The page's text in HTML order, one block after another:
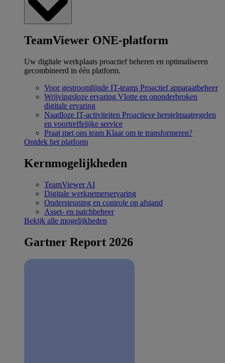
TeamViewer ONE-platform
Uw digitale werkplaats proactief beheren en optimaliseren
gecombineerd in één platform.
Voor gestroomlijnde IT-teams Proactief apparaatbeheer
Wrijvingsloze ervaring Vlotte en ononderbroken
digitale ervaring
Naadloze IT-activiteiten Proactieve herstelmaatregelen
en voortreffelijke service
Praat met ons team Klaar om te transformeren?
Ontdek het platform
Kernmogelijkheden
TeamViewer AI
Digitale werknemerservaring
Ondersteuning en controle op afstand
Asset- en patchbeheer
Bekijk alle mogelijkheden
Gartner Report 2026